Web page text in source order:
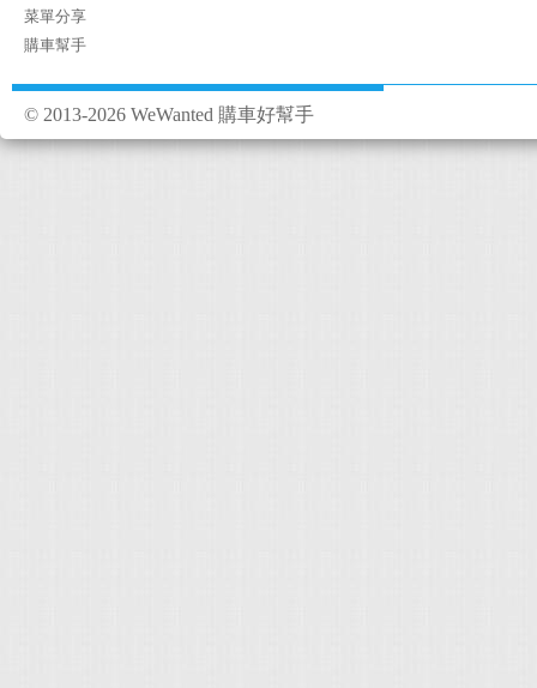
菜單分享
購車幫手
© 2013-2026 WeWanted 購車好幫手